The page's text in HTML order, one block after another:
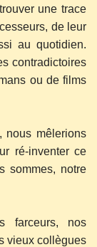
une trace
de leur
au quotidien.
contradictoires
ou de films
nous mêlerions
ré-inventer ce
sommes, notre
farceurs, nos
vieux collègues